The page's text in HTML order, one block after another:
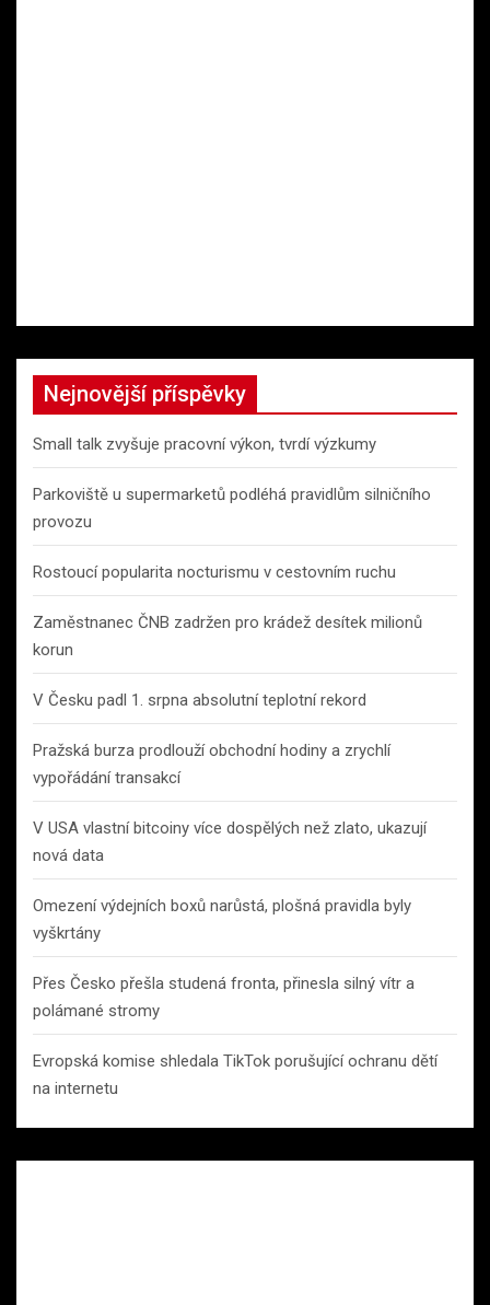
Nejnovější příspěvky
Small talk zvyšuje pracovní výkon, tvrdí výzkumy
Parkoviště u supermarketů podléhá pravidlům silničního
provozu
Rostoucí popularita nocturismu v cestovním ruchu
Zaměstnanec ČNB zadržen pro krádež desítek milionů
korun
V Česku padl 1. srpna absolutní teplotní rekord
Pražská burza prodlouží obchodní hodiny a zrychlí
vypořádání transakcí
V USA vlastní bitcoiny více dospělých než zlato, ukazují
nová data
Omezení výdejních boxů narůstá, plošná pravidla byly
vyškrtány
Přes Česko přešla studená fronta, přinesla silný vítr a
polámané stromy
Evropská komise shledala TikTok porušující ochranu dětí
na internetu